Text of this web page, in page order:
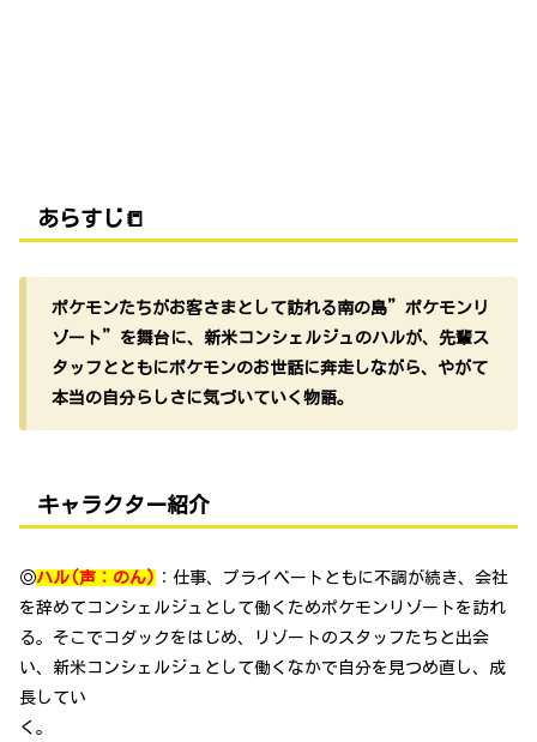
あらすじ📒
ポケモンたちがお客さまとして訪れる南の島”ポケモンリ
ゾート”を舞台に、新米コンシェルジュのハルが、先輩ス
タッフとともにポケモンのお世話に奔走しながら、やがて
本当の自分らしさに気づいていく物語。
キャラクター紹介
◎ハル(声：のん) ：仕事、プライベートともに不調が続き、会社
を辞めてコンシェルジュとして働くためポケモンリゾートを訪れ
る。そこでコダックをはじめ、リゾートのスタッフたちと出会
い、新米コンシェルジュとして働くなかで自分を見つめ直し、成
長してい
く。